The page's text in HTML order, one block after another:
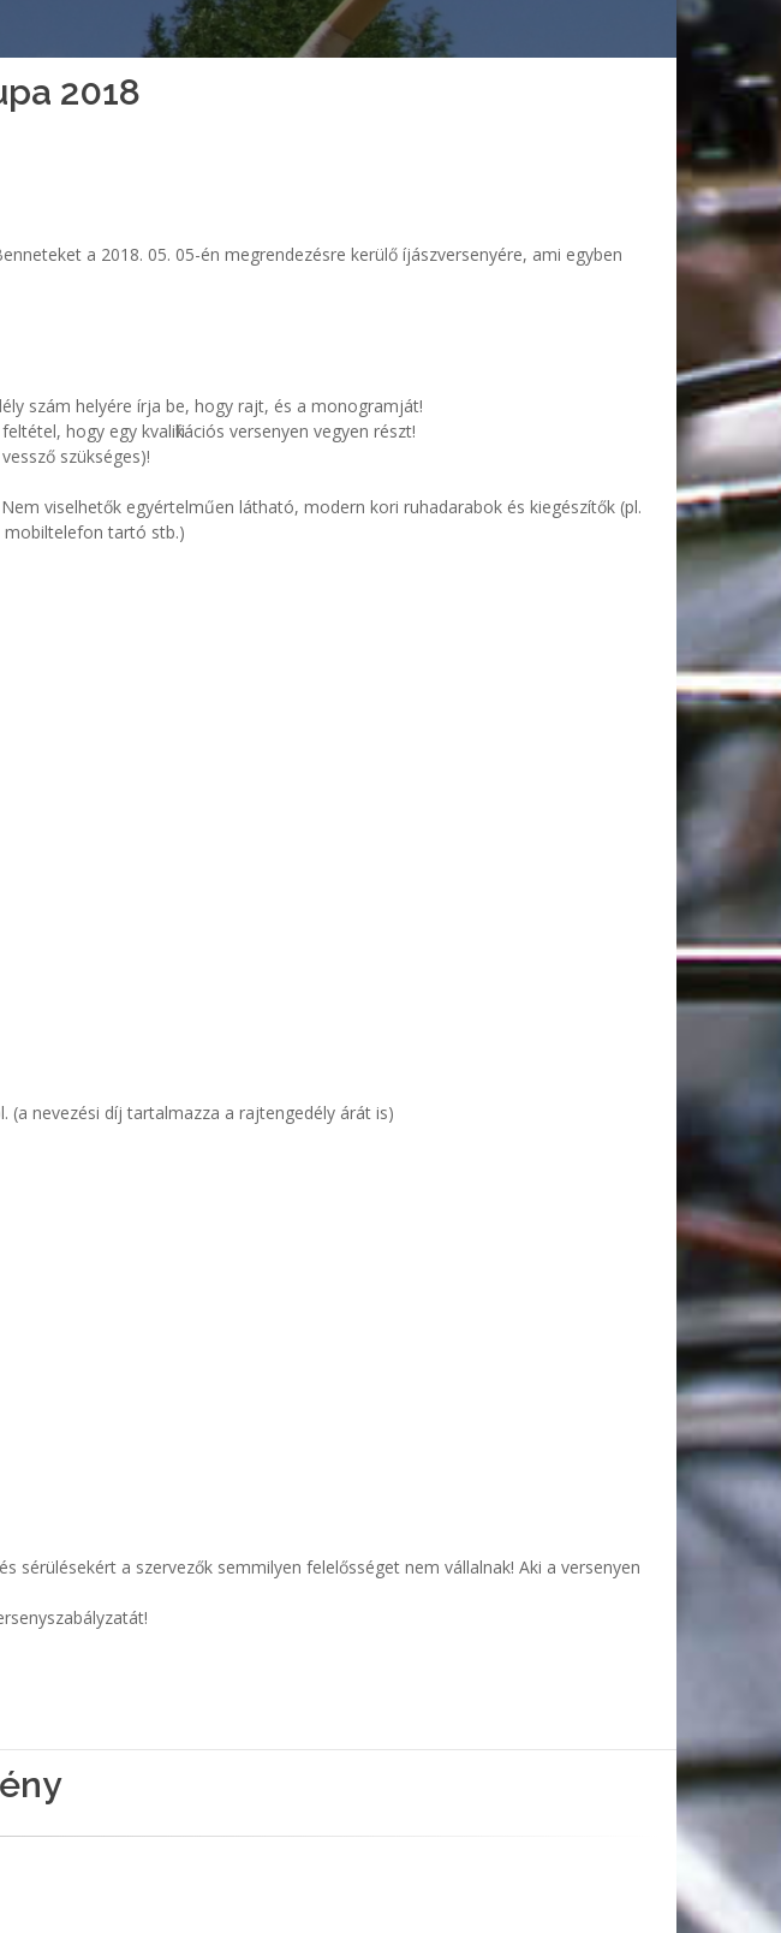
2018
a 2018. 05. 05-én megrendezésre kerülő íjászversenyére, ami egyben
szám helyére írja be, hogy rajt, és a monogramját!
hogy egy kvalifikációs versenyen vegyen részt!
szükséges)!
viselhetők egyértelműen látható, modern kori ruhadarabok és kiegészítők (pl.
mobiltelefon tartó stb.)
(a nevezési díj tartalmazza a rajtengedély árát is)
megfelelően történik.
a szervezők semmilyen felelősséget nem vállalnak! Aki a versenyen
történelmi szakágának versenyszabályzatát!